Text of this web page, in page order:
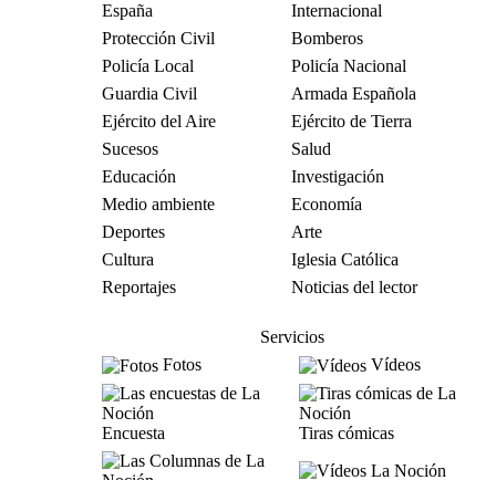
España
Internacional
Protección Civil
Bomberos
Policía Local
Policía Nacional
Guardia Civil
Armada Española
Ejército del Aire
Ejército de Tierra
Sucesos
Salud
Educación
Investigación
Medio ambiente
Economía
Deportes
Arte
Cultura
Iglesia Católica
Reportajes
Noticias del lector
Servicios
Fotos
Vídeos
Encuesta Tiras cómicas